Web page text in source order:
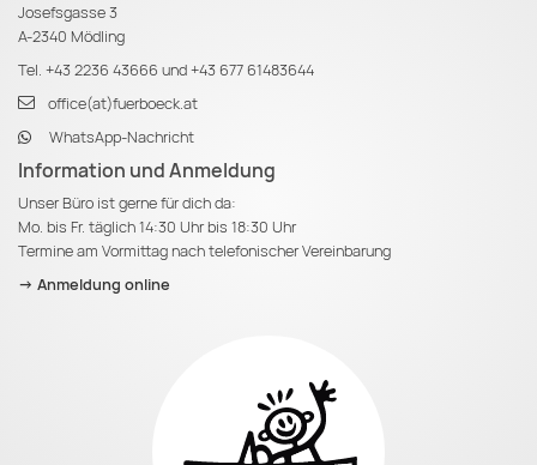
Josefsgasse 3
A-2340 Mödling
Tel. +43 2236 43666 und+43 677 61483644
office(at)fuerboeck.at
WhatsApp-Nachricht
Information und Anmeldung
Unser Büro ist gerne für dich da:
Mo. bis Fr. täglich 14:30 Uhr bis 18:30 Uhr
Termine am Vormittag nach telefonischer Vereinbarung
-> Anmeldung online